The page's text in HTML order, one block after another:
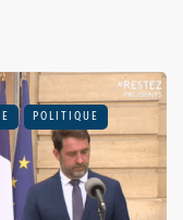
POLITIQUE